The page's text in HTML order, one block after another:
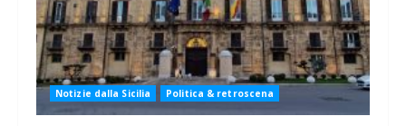
Notizie dalla Sicilia Politica & retroscena